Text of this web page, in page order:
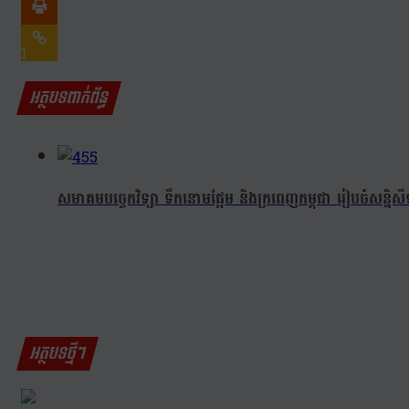
1
អត្ថបទពាក់ព័ន្ធ
សមាគមបច្ចេកវិទ្យា ទឹកនោមផ្អែម និងក្រពេញកម្ពុជា រៀបចំសន្
អត្ថបទថ្មីៗ